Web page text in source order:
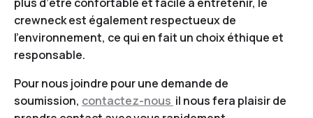
crewneck est également respectueux de
l’environnement, ce qui en fait un choix éthique et
responsable.
Pour nous joindre pour une demande de
soumission, contactez-nous il nous fera plaisir de